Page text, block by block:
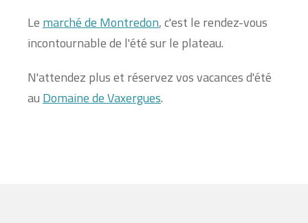
Le marché de Montredon, c'est le rendez-vous
incontournable de l'été sur le plateau.
N'attendez plus et réservez vos vacances d'été
au Domaine de Vaxergues.